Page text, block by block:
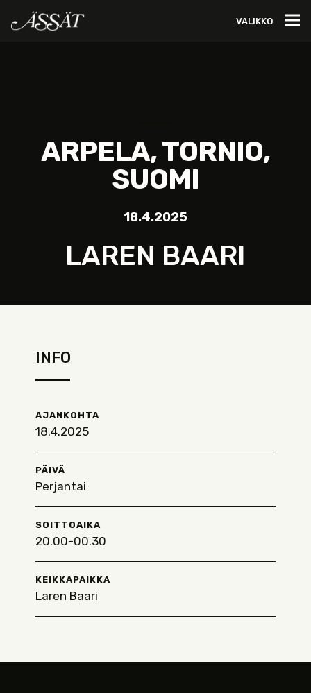
VALIKKO
ARPELA, TORNIO,
SUOMI
18.4.2025
LAREN BAARI
INFO
AJANKOHTA
18.4.2025
PÄIVÄ
Perjantai
SOITTOAIKA
20.00-00.30
KEIKKAPAIKKA
Laren Baari